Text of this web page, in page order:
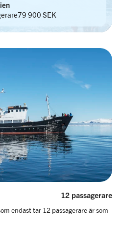
79 900 SEK
12 passagerare
endast tar 12 passagerare är som